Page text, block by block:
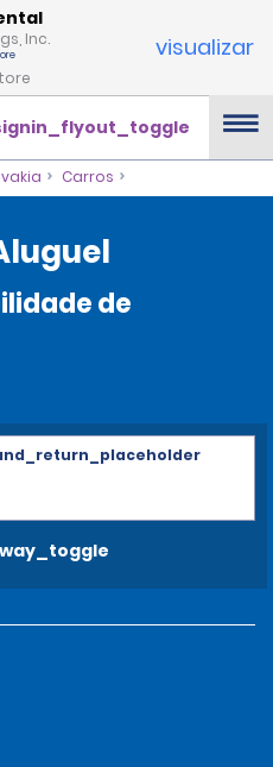
Inc.
visualizar
Carros
de